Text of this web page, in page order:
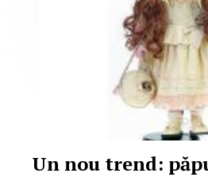
Un nou trend: